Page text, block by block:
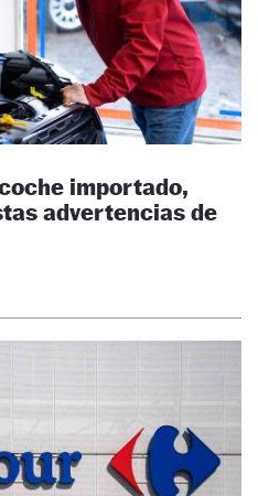
importado,
advertencias de